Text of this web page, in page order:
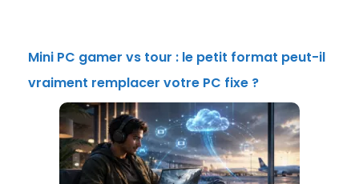
Mini PC gamer vs tour : le petit format peut-il
vraiment remplacer votre PC fixe ?